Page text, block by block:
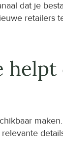
dat je
retailers